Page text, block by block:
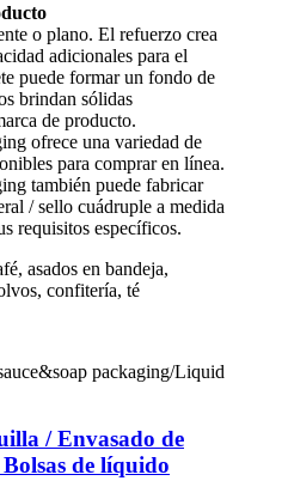
o plano. El refuerzo crea
adicionales para el
puede formar un fondo de
brindan sólidas
de producto.
ofrece una variedad de
para comprar en línea.
también puede fabricar
/ sello cuádruple a medida
requisitos específicos.
asados ​​en bandeja,
confitería, té
/ Envasado de
de líquido